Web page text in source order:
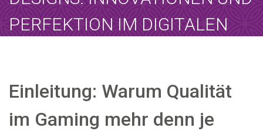
PERFEKTION IM DIGITALEN
Home - Sin categoría- Die Kunst des…
Einleitung: Warum Qualität
im Gaming mehr denn je